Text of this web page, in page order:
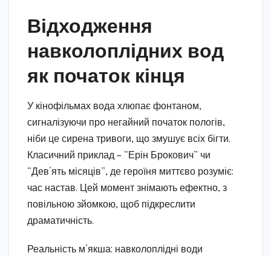
Відходження
навколоплідних вод
як початок кінця
У кінофільмах вода хлюпає фонтаном,
сигналізуючи про негайний початок пологів,
ніби це сирена тривоги, що змушує всіх бігти.
Класичний приклад – “Ерін Брокович” чи
“Дев’ять місяців”, де героїня миттєво розуміє:
час настав. Цей момент знімають ефектно, з
повільною зйомкою, щоб підкреслити
драматичність.
Реальність м’якша: навколоплідні води